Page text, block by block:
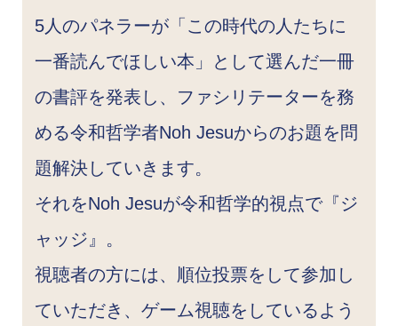
5人のパネラーが「この時代の人たちに
一番読んでほしい本」として選んだ一冊
の書評を発表し、ファシリテーターを務
める令和哲学者Noh Jesuからのお題を問
題解決していきます。
それをNoh Jesuが令和哲学的視点で『ジ
ャッジ』。
視聴者の方には、順位投票をして参加し
ていただき、ゲーム視聴をしているよう